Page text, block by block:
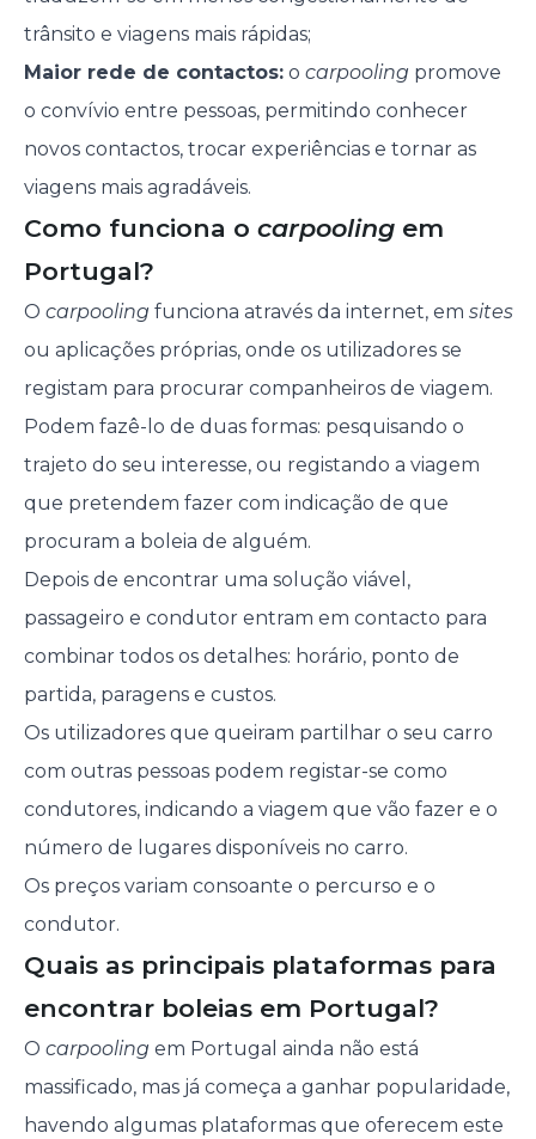
trânsito e viagens mais rápidas;
Maior rede de contactos:o carpoolingpromove
o convívio entre pessoas, permitindo conhecer
novos contactos, trocar experiências e tornar as
viagens mais agradáveis.
Como funciona o carpoolingem
Portugal?
O carpoolingfunciona através da internet, em sites
ou aplicações próprias, onde os utilizadores se
registam para procurar companheiros de viagem.
Podem fazê-lo de duas formas: pesquisando o
trajeto do seu interesse, ou registando a viagem
que pretendem fazer com indicação de que
procuram a boleia de alguém.
Depois de encontrar uma solução viável,
passageiro e condutor entram em contacto para
combinar todos os detalhes: horário, ponto de
partida, paragens e custos.
Os utilizadores que queiram partilhar o seu carro
com outras pessoas podem registar-se como
condutores, indicando a viagem que vão fazer e o
número de lugares disponíveis no carro.
Os preços variam consoante o percurso e o
condutor.
Quais as principais plataformas para
encontrar boleias em Portugal?
O carpoolingem Portugal ainda não está
massificado, mas já começa a ganhar popularidade,
havendo algumas plataformas que oferecem este